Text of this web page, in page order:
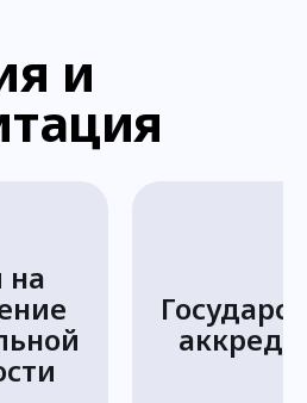
и
на